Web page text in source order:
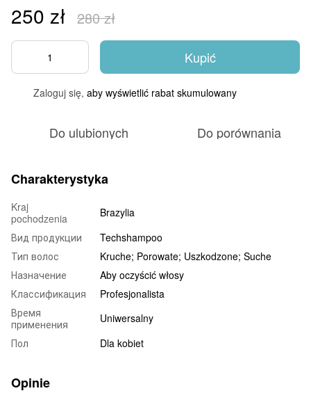
250 zł 280 zł
Kupić
Zaloguj się, aby wyświetlić rabat skumulowany
Do ulubionych Do porównania
Charakterystyka
Kraj
pochodzenia
Brazylia
Вид продукции
Techshampoo
Тип волос
Kruche; Porowate; Uszkodzone; Suche
Назначение
Aby oczyścić włosy
Классификация
Profesjonalista
Время
применения
Uniwersalny
Пол
Dla kobiet
Opinie